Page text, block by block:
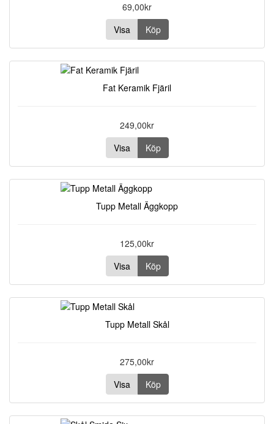
69,00kr
Visa
Köp
Fat Keramik Fjäril
249,00kr
Visa
Köp
Tupp Metall Äggkopp
125,00kr
Visa
Köp
Tupp Metall Skål
275,00kr
Visa
Köp